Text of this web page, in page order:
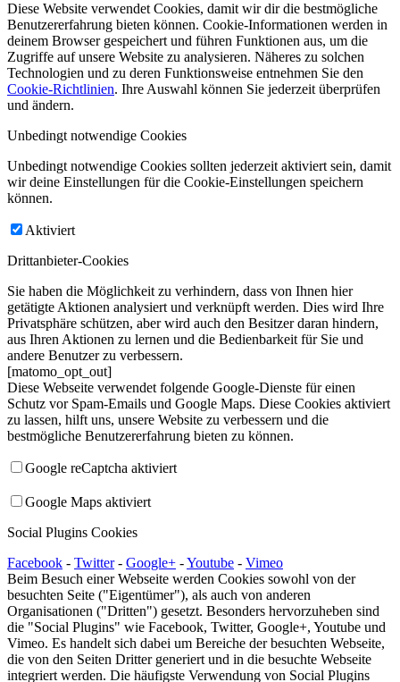
Diese Website verwendet Cookies, damit wir dir die bestmögliche
Benutzererfahrung bieten können. Cookie-Informationen werden in
deinem Browser gespeichert und führen Funktionen aus, um die
Zugriffe auf unsere Website zu analysieren. Näheres zu solchen
Technologien und zu deren Funktionsweise entnehmen Sie den
Cookie-Richtlinien. Ihre Auswahl können Sie jederzeit überprüfen
und ändern.
Unbedingt notwendige Cookies
Unbedingt notwendige Cookies sollten jederzeit aktiviert sein, damit
wir deine Einstellungen für die Cookie-Einstellungen speichern
können.
Aktiviert
Drittanbieter-Cookies
Sie haben die Möglichkeit zu verhindern, dass von Ihnen hier
getätigte Aktionen analysiert und verknüpft werden. Dies wird Ihre
Privatsphäre schützen, aber wird auch den Besitzer daran hindern,
aus Ihren Aktionen zu lernen und die Bedienbarkeit für Sie und
andere Benutzer zu verbessern.
[matomo_opt_out]
Diese Webseite verwendet folgende Google-Dienste für einen
Schutz vor Spam-Emails und Google Maps. Diese Cookies aktiviert
zu lassen, hilft uns, unsere Website zu verbessern und die
bestmögliche Benutzererfahrung bieten zu können.
Google reCaptcha aktiviert
Google Maps aktiviert
Social Plugins Cookies
Facebook - Twitter- Google+ -Youtube - Vimeo
Beim Besuch einer Webseite werden Cookies sowohl von der
besuchten Seite ("Eigentümer"), als auch von anderen
Organisationen ("Dritten") gesetzt. Besonders hervorzuheben sind
die "Social Plugins" wie Facebook, Twitter, Google+, Youtube und
Vimeo. Es handelt sich dabei um Bereiche der besuchten Webseite,
die von den Seiten Dritter generiert und in die besuchte Webseite
integriert werden. Die häufigste Verwendung von Social Plugins